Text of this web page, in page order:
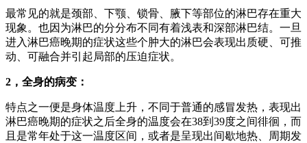
最常见的就是颈部、下颚、锁骨、腋下等部位的淋巴存在重大
现象。也因为淋巴的分分布不同有着浅表和深部淋巴结。一旦
进入淋巴癌晚期的症状这些个肿大的淋巴会表现出质硬、可推
动、可融合并引起局部的压迫症状。
2 ，全身的病变：
特点之一便是身体温度上升，不同于普通的感冒发热，表现出
淋巴癌晚期的症状之后全身的温度会在38到39度之间徘徊，而
且是常年处于这一温度区间，或者是呈现出间歇地热、周期发